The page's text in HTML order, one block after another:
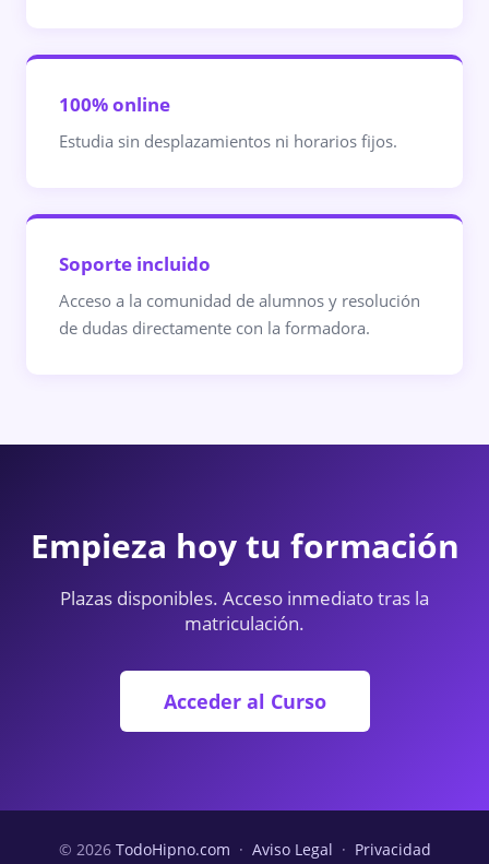
100% online
Estudia sin desplazamientos ni horarios fijos.
Soporte incluido
Acceso a la comunidad de alumnos y resolución
de dudas directamente con la formadora.
Empieza hoy tu formación
Plazas disponibles. Acceso inmediato tras la
matriculación.
Acceder al Curso
© 2026 TodoHipno.com · Aviso Legal · Privacidad